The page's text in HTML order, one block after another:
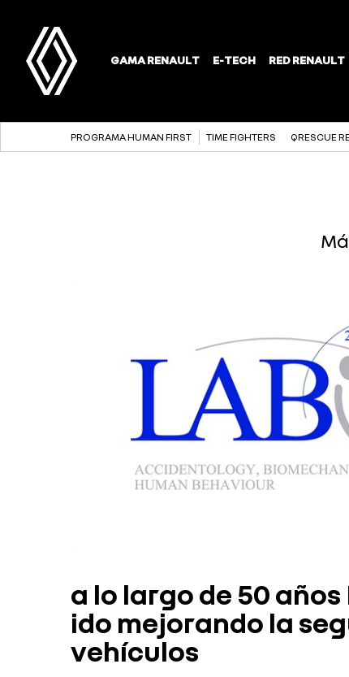
PROGRAMA HUMAN FIRST TIME FIGHTERS QRESCUE
a lo largo de 50
ido mejorando la
vehículos